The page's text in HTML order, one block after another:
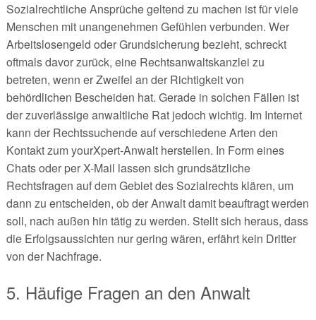
Sozialrechtliche Ansprüche geltend zu machen ist für viele
Menschen mit unangenehmen Gefühlen verbunden. Wer
Arbeitslosengeld oder Grundsicherung bezieht, schreckt
oftmals davor zurück, eine Rechtsanwaltskanzlei zu
betreten, wenn er Zweifel an der Richtigkeit von
behördlichen Bescheiden hat. Gerade in solchen Fällen ist
der zuverlässige anwaltliche Rat jedoch wichtig. Im Internet
kann der Rechtssuchende auf verschiedene Arten den
Kontakt zum yourXpert-Anwalt herstellen. In Form eines
Chats oder per X-Mail lassen sich grundsätzliche
Rechtsfragen auf dem Gebiet des Sozialrechts klären, um
dann zu entscheiden, ob der Anwalt damit beauftragt werden
soll, nach außen hin tätig zu werden. Stellt sich heraus, dass
die Erfolgsaussichten nur gering wären, erfährt kein Dritter
von der Nachfrage.
5. Häufige Fragen an den Anwalt